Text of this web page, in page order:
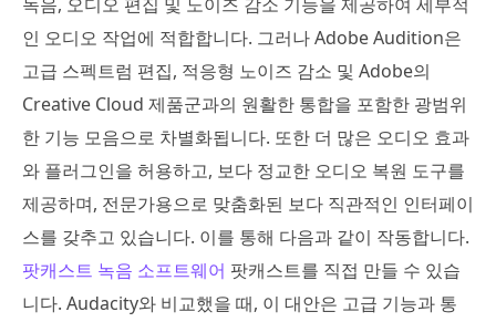
인 오디오 작업에 적합합니다. 그러나 Adobe Audition은
고급 스펙트럼 편집, 적응형 노이즈 감소 및 Adobe의
Creative Cloud 제품군과의 원활한 통합을 포함한 광범위
한 기능 모음으로 차별화됩니다. 또한 더 많은 오디오 효과
와 플러그인을 허용하고, 보다 정교한 오디오 복원 도구를
제공하며, 전문가용으로 맞춤화된 보다 직관적인 인터페이
스를 갖추고 있습니다. 이를 통해 다음과 같이 작동합니다.
팟캐스트 녹음 소프트웨어 팟캐스트를 직접 만들 수 있습
니다. Audacity와 비교했을 때, 이 대안은 고급 기능과 통